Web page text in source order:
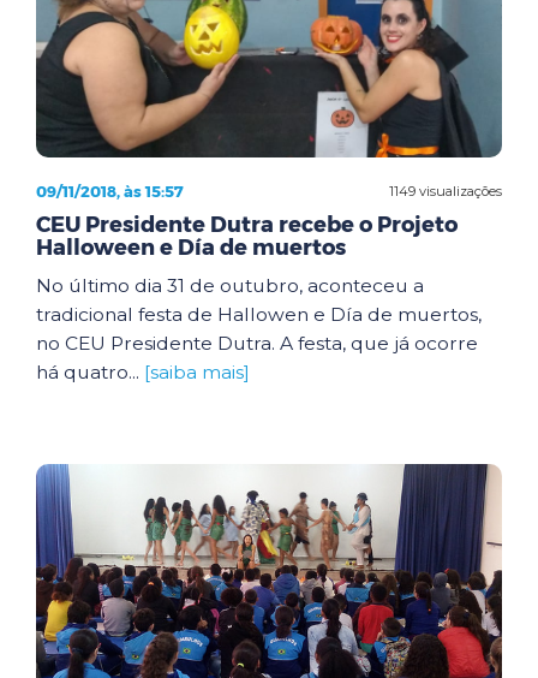
1149 visualizações
09/11/2018, às 15:57
CEU Presidente Dutra recebe o Projeto
Halloween e Día de muertos
No último dia 31 de outubro, aconteceu a
tradicional festa de Hallowen e Día de muertos,
no CEU Presidente Dutra. A festa, que já ocorre
há quatro... [saiba mais]